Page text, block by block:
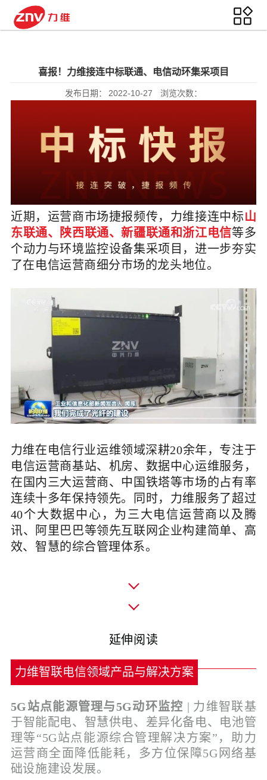
喜报！力维接连中标联通、电信动环集采项目
发布日期： 2022-10-27 浏览次数：
近期，运营商市场捷报频传，力维接连中标山
东联通、陕西联通、新疆联通和浙江电信等多
个动力与环境监控设备集采项目，进一步夯实
了在电信运营商细分市场的龙头地位。
力维在电信行业运维领域深耕20余年，专注于
电信运营商基站、机房、数据中心运维服务，
在国内三大运营商、中国铁塔等市场的占有率
连续十多年保持领先。同时，力维服务了超过
40个大数据中心，为三大电信运营商以及腾
讯、阿里巴巴等领先互联网企业构建简单、高
效、智慧的综合管理体系。
延伸阅读
力维智联电信领域产品与解决方案
5G站点能源管理与5G动环监控 | 力维智联基
于智能配电、智慧供电、差异化备电、电池管
理等“5G站点能源综合管理解决方案”，助力
运营商全面降低能耗，多方位保障5G网络基
础设施建设发展。